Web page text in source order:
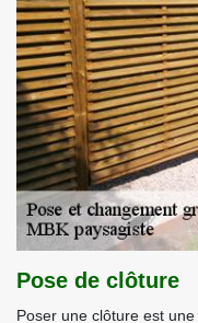
Pose de clôture
Poser une clôture est